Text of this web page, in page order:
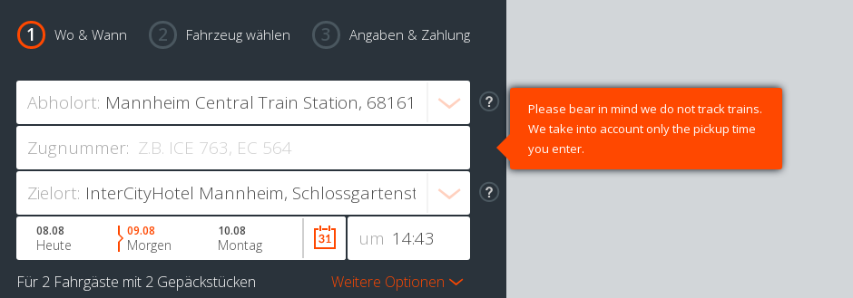
Wo & Wann Fahrzeug wählen Angaben & Zahlung
Abholort:
Zugnummer:
Please bear in mind we do not track trains.
We take into account only the pickup time
you enter.
Zielort:
um
08.08
Heute
09.08
Morgen
10.08
Montag
Für 2 Fahrgäste mit 2 Gepäckstücken Weitere Optionen